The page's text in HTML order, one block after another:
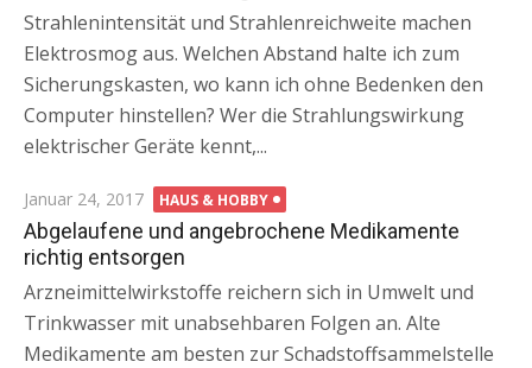
Strahlenintensität und Strahlenreichweite machen
Elektrosmog aus. Welchen Abstand halte ich zum
Sicherungskasten, wo kann ich ohne Bedenken den
Computer hinstellen? Wer die Strahlungswirkung
elektrischer Geräte kennt,...
Posted
on
Januar 24, 2017 HAUS & HOBBY
Abgelaufene und angebrochene Medikamente
richtig entsorgen
Arzneimittelwirkstoffe reichern sich in Umwelt und
Trinkwasser mit unabsehbaren Folgen an. Alte
Medikamente am besten zur Schadstoffsammelstelle